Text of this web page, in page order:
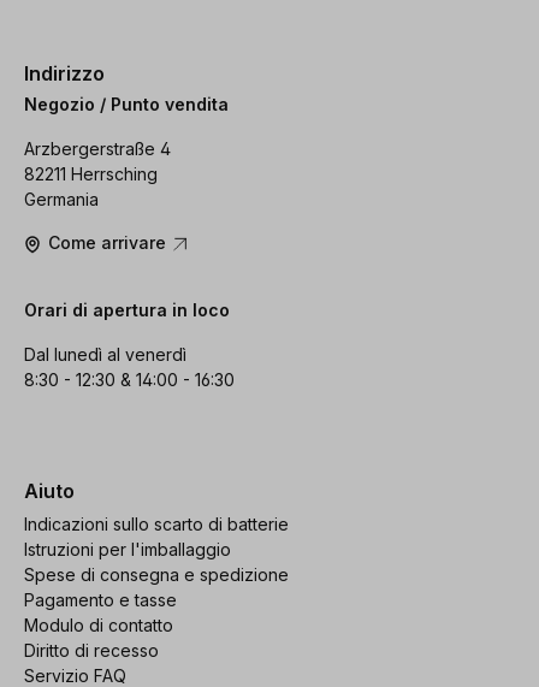
Indirizzo
Negozio / Punto vendita
Arzbergerstraße 4
82211 Herrsching
Germania
Come arrivare
Orari di apertura in loco
Dal lunedì al venerdì
8:30 - 12:30 & 14:00 - 16:30
Aiuto
Indicazioni sullo scarto di batterie
Istruzioni per l'imballaggio
Spese di consegna e spedizione
Pagamento e tasse
Modulo di contatto
Diritto di recesso
Servizio FAQ